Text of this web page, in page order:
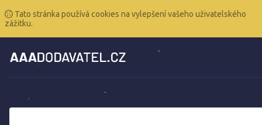
Tato stránka používá cookies na vylepšení vašeho uživatelského
zážitku.